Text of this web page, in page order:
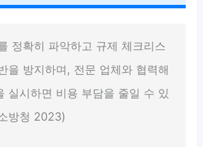
정확히 파악하고 규제 체크리스
을 방지하며, 전문 업체와 협력해
실시하면 비용 부담을 줄일 수 있
방청 2023)